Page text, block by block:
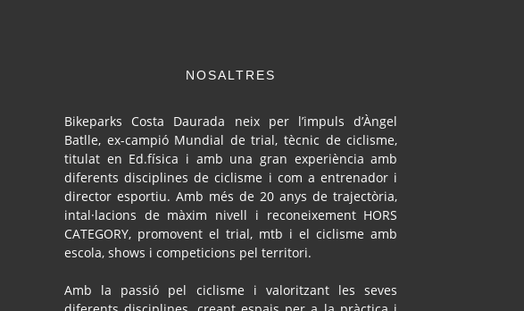
NOSALTRES
Bikeparks Costa Daurada neix per l’impuls d’Àngel
Batlle, ex-campió Mundial de trial, tècnic de ciclisme,
titulat en Ed.física i amb una gran experiència amb
diferents disciplines de ciclisme i com a entrenador i
director esportiu. Amb més de 20 anys de trajectòria,
intal·lacions de màxim nivell i reconeixement HORS
CATEGORY, promovent el trial, mtb i el ciclisme amb
escola, shows i competicions pel territori.
Amb la passió pel ciclisme i valoritzant les seves